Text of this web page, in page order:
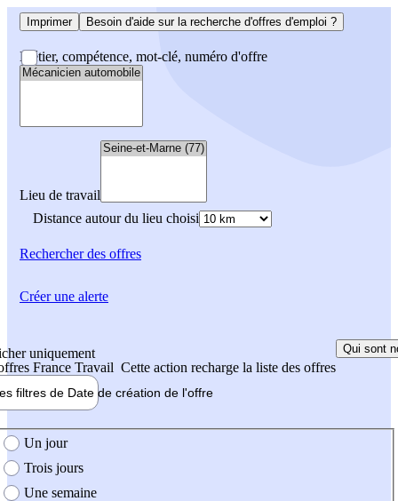
Imprimer Besoin d'aide sur la recherche d'offres d'emploi ?
Métier, compétence, mot-clé, numéro d'offre
Lieu de travail
Distance autour du lieu choisi
Rechercherdes offres
uniquement
France Travail Cette action recharge la liste des offres
Qui sont
filtres de Date de création de l'offre
création de l'offre
Un jour
Trois jours
Une semaine
Créer une alerte